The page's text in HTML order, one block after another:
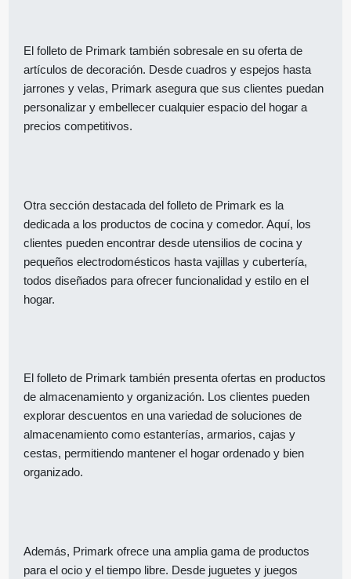
El folleto de Primark también sobresale en su oferta de
artículos de decoración. Desde cuadros y espejos hasta
jarrones y velas, Primark asegura que sus clientes puedan
personalizar y embellecer cualquier espacio del hogar a
precios competitivos.
Otra sección destacada del folleto de Primark es la
dedicada a los productos de cocina y comedor. Aquí, los
clientes pueden encontrar desde utensilios de cocina y
pequeños electrodomésticos hasta vajillas y cubertería,
todos diseñados para ofrecer funcionalidad y estilo en el
hogar.
El folleto de Primark también presenta ofertas en productos
de almacenamiento y organización. Los clientes pueden
explorar descuentos en una variedad de soluciones de
almacenamiento como estanterías, armarios, cajas y
cestas, permitiendo mantener el hogar ordenado y bien
organizado.
Además, Primark ofrece una amplia gama de productos
para el ocio y el tiempo libre. Desde juguetes y juegos